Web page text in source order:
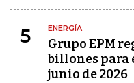
5 ENERGÍA
Grupo EPM
billones para
junio de 2026